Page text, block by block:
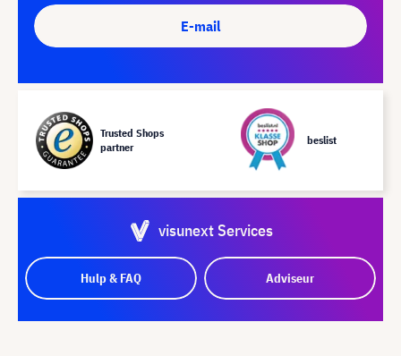
E-mail
Trusted Shops
partner
beslist
visunext Services
Hulp & FAQ Adviseur